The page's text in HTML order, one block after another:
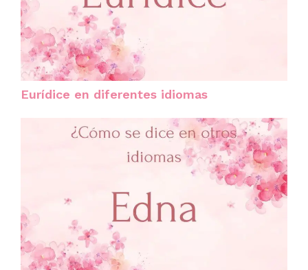
Eurídice en diferentes idiomas